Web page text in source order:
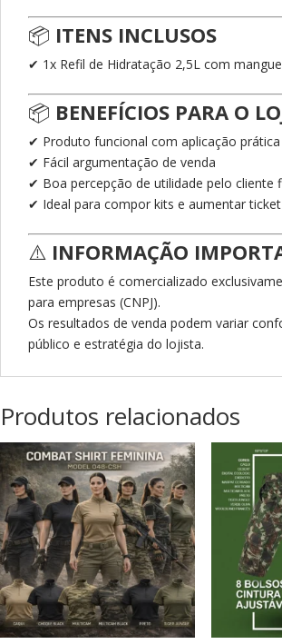
📦 ITENS INCLUSOS
✔ 1x Refil de Hidratação 2,5L com
📦 BENEFÍCIOS PARA O
✔ Produto funcional com aplicação prática
✔ Fácil argumentação de venda
✔ Boa percepção de utilidade pelo cliente
✔ Ideal para compor kits e aumentar
⚠️ INFORMAÇÃO
Este produto é comercializado
para empresas (CNPJ).
Os resultados de venda podem variar
público e estratégia do lojista.
Produtos relacionados